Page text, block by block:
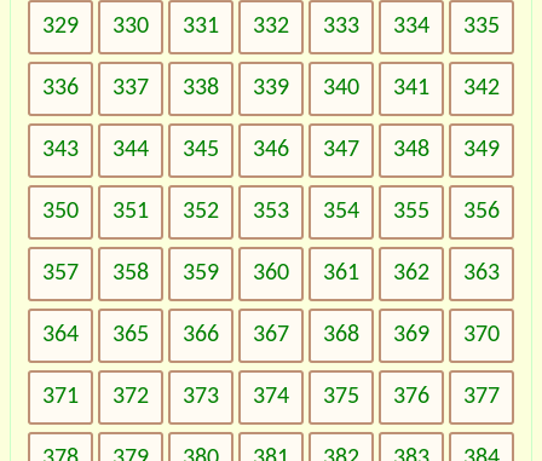
329 330 331 332 333 334 335
336 337 338 339 340 341 342
343 344 345 346 347 348 349
350 351 352 353 354 355 356
357 358 359 360 361 362 363
364 365 366 367 368 369 370
371 372 373 374 375 376 377